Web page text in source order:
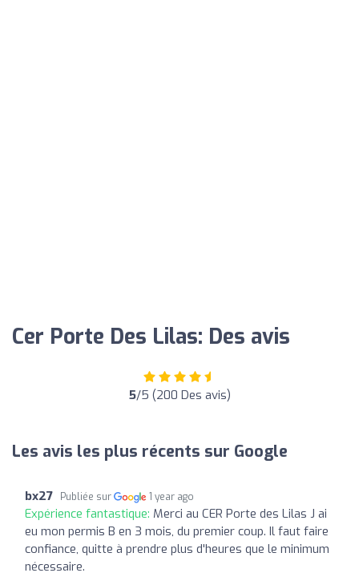
Cer Porte Des Lilas: Des avis
5/5 (200 Des avis)
Les avis les plus récents sur Google
bx27 Publiée sur 1 year ago
Expérience fantastique: Merci au CER Porte des Lilas J ai
eu mon permis B en 3 mois, du premier coup. Il faut faire
confiance, quitte à prendre plus d'heures que le minimum
nécessaire.